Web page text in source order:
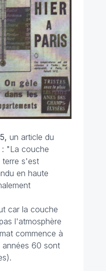
un article du
: "La couche
terre s'est
en haute
car la couche
l'atmosphère
commence à
années 60 sont